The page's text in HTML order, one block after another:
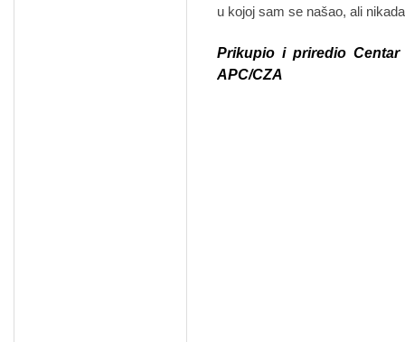
u kojoj sam se našao, ali
Prikupio i priredio
APC/CZA